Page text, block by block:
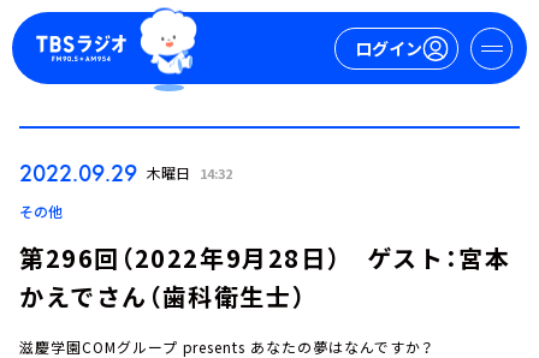
ログイン
2022.09.29 木曜日 14:32
その他
第296回（2022年9月28日） ゲスト：宮本
かえでさん（歯科衛生士）
滋慶学園COMグループ presents あなたの夢はなんですか？